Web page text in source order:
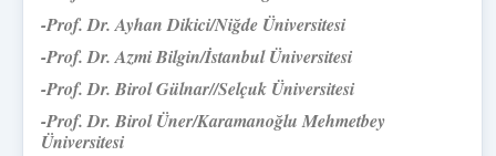
-Prof. Dr. Ayhan Dikici/Niğde Üniversitesi
-Prof. Dr. Azmi Bilgin/İstanbul Üniversitesi
-Prof. Dr. Birol Gülnar//Selçuk Üniversitesi
-Prof. Dr. Birol Üner/Karamanoğlu Mehmetbey
Üniversitesi